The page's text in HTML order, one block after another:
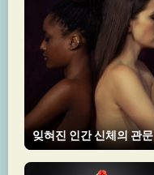
잊혀진 인간 신체의 관문